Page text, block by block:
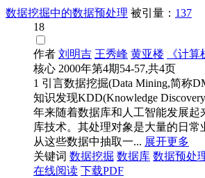
数据挖掘中的数据预处理 被引量： 137
18
作者 刘明吉 王秀峰 黄亚楼 《计算
核心 2000年第4期54-57,共4页
1 引言数据挖掘(Data Mining,简称
知识发现KDD(Knowledge
年来随着数据库和人工智能发展起
库技术。其处理对象是大量的日常
从这些数据中抽取一... 展开更多
关键词 数据挖掘 数据库 数据预处
在线阅读 下载PDF